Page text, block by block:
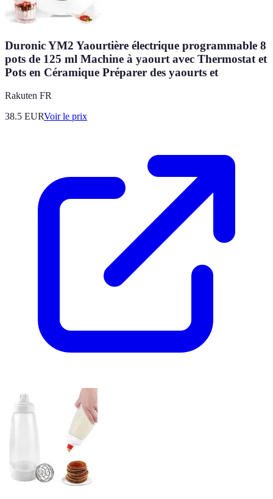
Duronic YM2 Yaourtière électrique programmable 8
pots de 125 ml Machine à yaourt avec Thermostat et
Pots en Céramique Préparer des yaourts et
Rakuten FR
38.5 EURVoir le prix